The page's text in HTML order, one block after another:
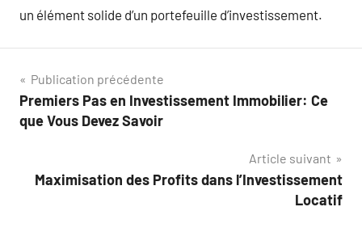
un élément solide d’un portefeuille d’investissement.
Navigation
de
Publication précédente
Premiers Pas en Investissement Immobilier: Ce
que Vous Devez Savoir
Article suivant
Maximisation des Profits dans l’Investissement
Locatif